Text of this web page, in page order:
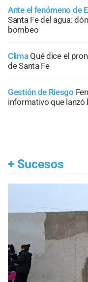
Ante el fenómeno de
Santa Fe del agua:
bombeo
Clima Qué dice el
de Santa Fe
Gestión de Riesgo
informativo que lanzó
+ Sucesos